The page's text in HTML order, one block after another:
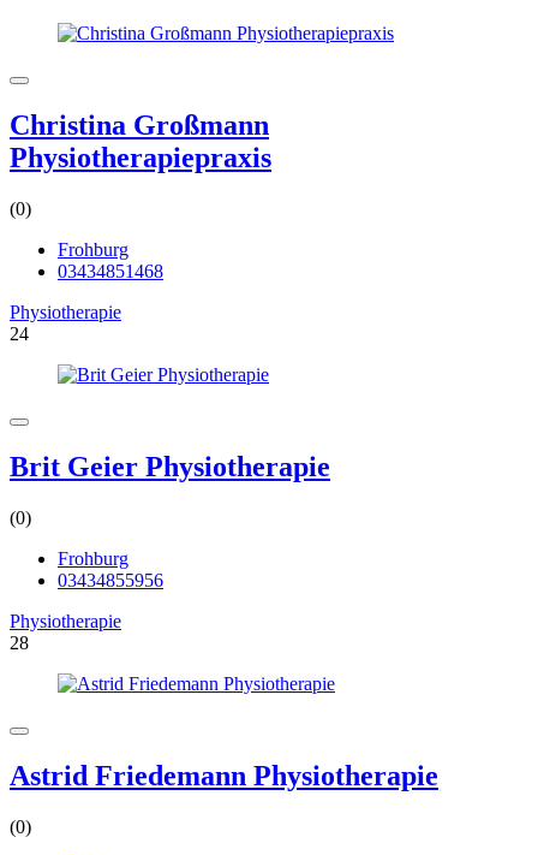
Christina Großmann
Physiotherapiepraxis
(0)
Frohburg
03434851468
Physiotherapie
24
Brit Geier Physiotherapie
(0)
Frohburg
03434855956
Physiotherapie
28
Astrid Friedemann Physiotherapie
(0)